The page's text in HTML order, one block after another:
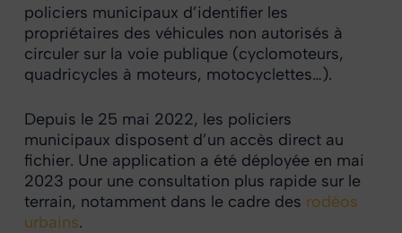
policiers municipaux d’identifier les
propriétaires des véhicules non autorisés à
circuler sur la voie publique (cyclomoteurs,
quadricycles à moteurs, motocyclettes…).
Depuis le 25 mai 2022, les policiers
municipaux disposent d’un accès direct au
fichier. Une application a été déployée en mai
2023 pour une consultation plus rapide sur le
terrain, notamment dans le cadre des rodéos
urbains.